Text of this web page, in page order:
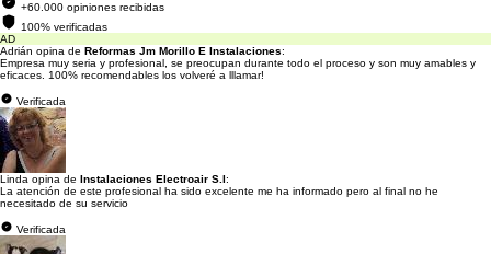
+60.000 opiniones recibidas
100% verificadas
AD
Adrián opina de Reformas Jm Morillo E Instalaciones:
Empresa muy seria y profesional, se preocupan durante todo el proceso y son muy amables y
eficaces. 100% recomendables los volveré a lllamar!
Verificada
Linda opina de Instalaciones Electroair S.l:
La atención de este profesional ha sido excelente me ha informado pero al final no he
necesitado de su servicio
Verificada